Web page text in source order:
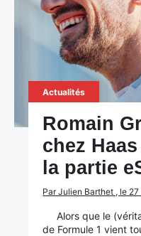
Actualités
Romain
chez
la partie
Par Julien Barthet , le 27
Alors que le
de Formule 1 vient